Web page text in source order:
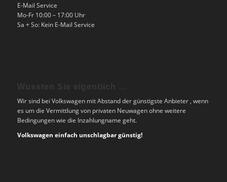
E-Mail Service
Mo-Fr 10:00 – 17:00 Uhr
Sa + So: Kein E-Mail Service
Wir sind bei Volkswagen mit Abstand der günstigste Anbieter , wenn
es um die Vermittlung von privaten Neuwagen ohne weitere
Bedingungen wie die Inzahlungname geht.
Volkswagen einfach unschlagbar günstig!